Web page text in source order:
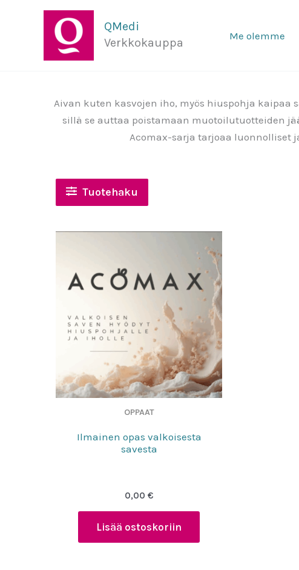
QMedi
Verkkokauppa
Me olemme
Aivan kuten kasvojen iho, myös hiuspohja
sillä se auttaa poistamaan muotoilutuotteiden
Acomax-sarja tarjoaa luonnolliset
Tuotehaku
OPPAAT
Ilmainen opas valkoisesta
savesta
0,00 €
Lisää ostoskoriin